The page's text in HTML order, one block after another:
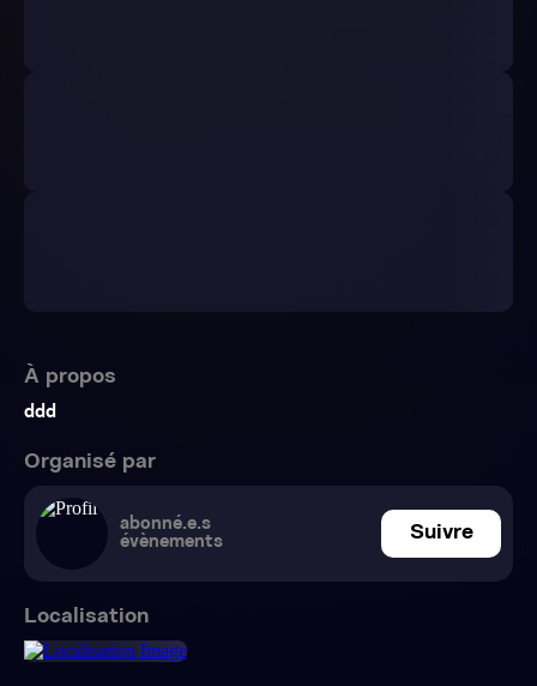
À propos
ddd
Organisé par
abonné.e.s
évènements
Suivre
Localisation